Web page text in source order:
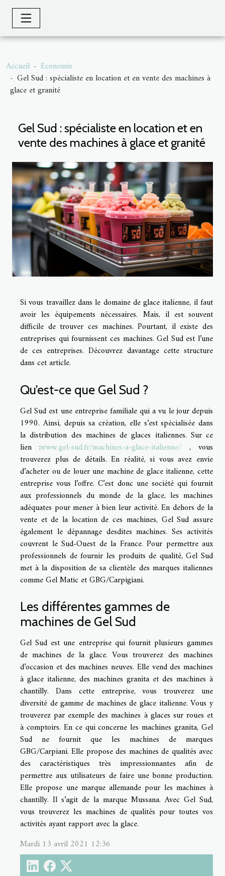
Accueil
Economie
Gel Sud : spécialiste en location et en vente des machines à
glace et granité
Gel Sud : spécialiste en location et en
vente des machines à glace et granité
Si vous travaillez dans le domaine de glace italienne, il faut
avoir les équipements nécessaires. Mais, il est souvent
difficile de trouver ces machines. Pourtant, il existe des
entreprises qui fournissent ces machines. Gel Sud est l’une
de ces entreprises. Découvrez davantage cette structure
dans cet article.
Qu’est-ce que Gel Sud ?
Gel Sud est une entreprise familiale qui a vu le jour depuis
1990. Ainsi, depuis sa création, elle s’est spécialisée dans
la distribution des machines de glaces italiennes. Sur ce
lien :www.gel-sud.fr/machines-a-glace-italienne/ , vous
trouverez plus de détails. En réalité, si vous avez envie
d’acheter ou de louer une machine de glace italienne, cette
entreprise vous l’offre. C’est donc une société qui fournit
aux professionnels du monde de la glace, les machines
adéquates pour mener à bien leur activité. En dehors de la
vente et de la location de ces machines, Gel Sud assure
également le dépannage desdites machines. Ses activités
couvrent le Sud-Ouest de la France. Pour permettre aux
professionnels de fournir les produits de qualité, Gel Sud
met à la disposition de sa clientèle des marques italiennes
comme Gel Matic et GBG/Carpigiani.
Les différentes gammes de
machines de Gel Sud
Gel Sud est une entreprise qui fournit plusieurs gammes
de machines de la glace. Vous trouverez des machines
d’occasion et des machines neuves. Elle vend des machines
à glace italienne, des machines granita et des machines à
chantilly. Dans cette entreprise, vous trouverez une
diversité de gamme de machines de glace italienne. Vous y
trouverez par exemple des machines à glaces sur roues et
à comptoirs. En ce qui concerne les machines granita, Gel
Sud ne fournit que les machines de marques
GBG/Carpiani. Elle propose des machines de qualités avec
des caractéristiques très impressionnantes afin de
permettre aux utilisateurs de faire une bonne production.
Elle propose une marque allemande pour les machines à
chantilly. Il s’agit de la marque Mussana. Avec Gel Sud,
vous trouverez les machines de qualités pour toutes vos
activités ayant rapport avec la glace.
Mardi 13 avril 2021 12:36